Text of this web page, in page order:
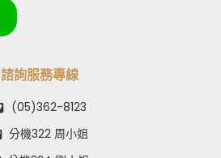
諮詢服務專線
(05)362-8123
分機322 周小姐